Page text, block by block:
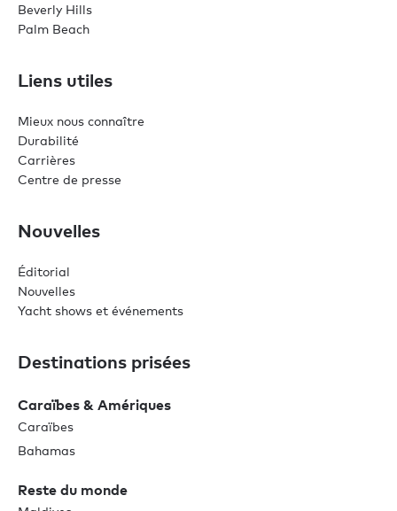
Beverly Hills
Palm Beach
Liens utiles
Mieux nous connaître
Durabilité
Carrières
Centre de presse
Nouvelles
Éditorial
Nouvelles
Yacht shows et événements
Destinations prisées
Caraïbes & Amériques
Caraïbes
Bahamas
Reste du monde